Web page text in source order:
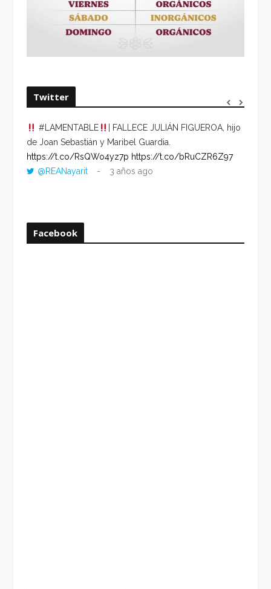
Twitter
#LAMENTABLE
| FALLECE JULIÁN FIGUEROA, hijo
de Joan Sebastián y Maribel Guardia.
https://t.co/RsQWo4yz7p https://t.co/bRuCZR6Z97
@REANayarit
3 años ago
Facebook